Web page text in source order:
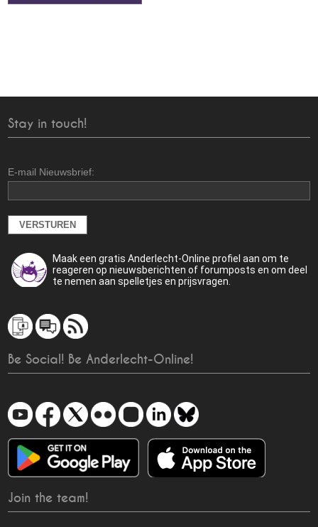
Stay in touch!
E-mail Nieuwsbrief:
Maak een gratis Anderlecht-Online profiel aan om te
reageren op nieuwsberichten of forumposts en om deel
te nemen aan spelletjes en prijsvragen.
Be Social! Be Anderlecht-Online!
Join the team!